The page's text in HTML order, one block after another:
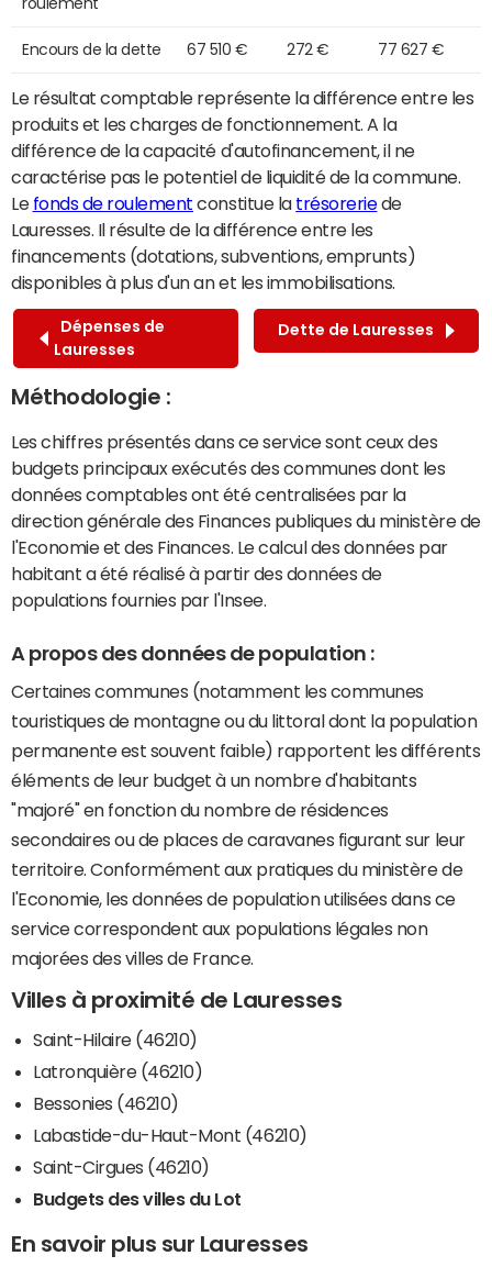
Encours de la dette 67 510 € 272 € 77 627 €
Le résultat comptable représente la différence entre les
produits et les charges de fonctionnement. A la
différence de la capacité d'autofinancement, il ne
caractérise pas le potentiel de liquidité de la commune.
Le fonds de roulement constitue la trésoreriede
Lauresses. Il résulte de la différence entre les
financements (dotations, subventions, emprunts)
disponibles à plus d'un an et les immobilisations.
Dépenses de
Lauresses
Dette de Lauresses
Méthodologie :
Les chiffres présentés dans ce service sont ceux des
budgets principaux exécutés des communes dont les
données comptables ont été centralisées par la
direction générale des Finances publiques du ministère de
l'Economie et des Finances. Le calcul des données par
habitant a été réalisé à partir des données de
populations fournies par l'Insee.
A propos des données de population :
Certaines communes (notamment les communes
touristiques de montagne ou du littoral dont la population
permanente est souvent faible) rapportent les différents
éléments de leur budget à un nombre d'habitants
"majoré" en fonction du nombre de résidences
secondaires ou de places de caravanes figurant sur leur
territoire. Conformément aux pratiques du ministère de
l'Economie, les données de population utilisées dans ce
service correspondent aux populations légales non
majorées des villes de France.
Villes à proximité de Lauresses
Saint-Hilaire (46210)
Latronquière (46210)
Bessonies (46210)
Labastide-du-Haut-Mont (46210)
Saint-Cirgues (46210)
Budgets des villes du Lot
En savoir plus sur Lauresses